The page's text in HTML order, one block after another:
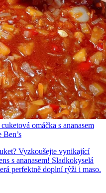
omáčka s ananasem
Vyzkoušejte vynikající
s ananasem! Sladkokyselá
perfektně doplní rýži i maso.